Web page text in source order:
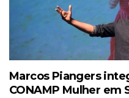
Marcos Piangers
CONAMP Mulher em